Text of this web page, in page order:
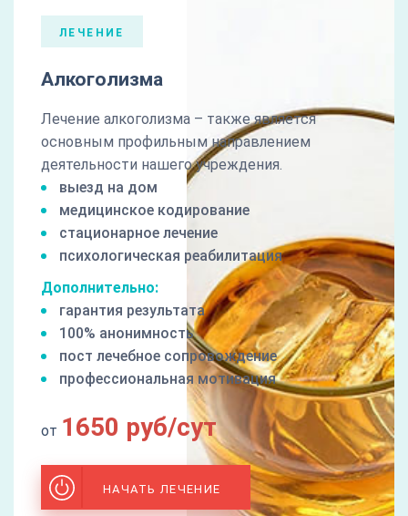
ЛЕЧЕНИЕ
Алкоголизма
Лечение алкоголизма – также является
основным профильным направлением
деятельности нашего учреждения.
выезд на дом
медицинское кодирование
стационарное лечение
психологическая реабилитация
Дополнительно:
гарантия результата
100% анонимность
пост лечебное сопровождение
профессиональная мотивация
от 1650 руб/сут
НАЧАТЬ ЛЕЧЕНИЕ